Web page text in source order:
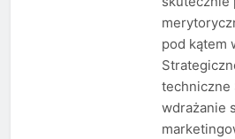
pod kątem
techniczne
wdrażanie